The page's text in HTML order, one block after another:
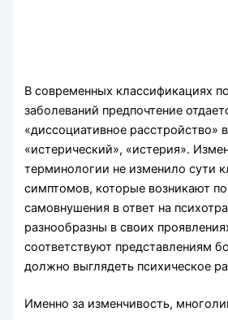
В современных классификациях
заболеваний предпочтение
«диссоциативное расстройство»
«истерический», «истерия».
терминологии не изменило сути
симптомов, которые возникают
самовнушения в ответ на
разнообразны в своих
соответствуют представлениям
должно выглядеть психическое
Именно за изменчивость,